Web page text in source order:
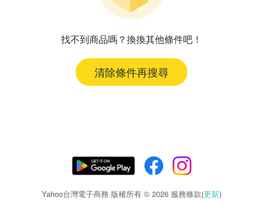
找不到商品嗎？換換其他條件吧！
清除條件再搜尋
Yahoo台灣電子商務 版權所有 © 2026 服務條款(更新)